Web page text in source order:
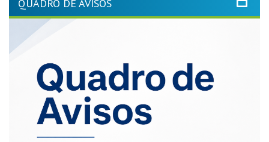
QUADRO DE AVISOS